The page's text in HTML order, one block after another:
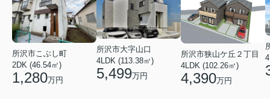
所沢市こぶし町
2DK (46.54㎡)
1,280万円
所沢市大字山口
4LDK (113.38㎡)
5,499万円
所沢市狭山ケ丘２丁目
4LDK (102.26㎡)
4,390万円